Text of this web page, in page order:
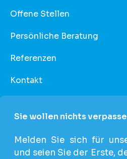
Offene Stellen
Persönliche Beratung
Referenzen
Kontakt
Sie wollen nichts
Melden Sie sich für
und seien Sie der Erste,